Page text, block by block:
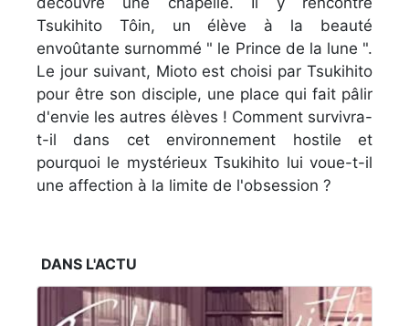
Tsukihito Tôin, un élève à la beauté
envoûtante surnommé " le Prince de la lune ".
Le jour suivant, Mioto est choisi par Tsukihito
pour être son disciple, une place qui fait pâlir
d'envie les autres élèves ! Comment survivra-
t-il dans cet environnement hostile et
pourquoi le mystérieux Tsukihito lui voue-t-il
une affection à la limite de l'obsession ?
DANS L'ACTU